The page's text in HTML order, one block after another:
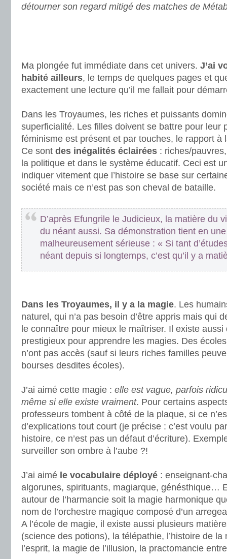
détourner son regard mitigé des matches de
Ma plongée fut immédiate dans cet univers. J’ai
habité ailleurs, le temps de quelques pages et
exactement une lecture qu’il me fallait pour
Dans les Troyaumes, les riches et puissants
superficialité. Les filles doivent se battre pour leur
féminisme est présent et par touches, le rapport à
Ce sont des inégalités éclairées : riches/
la politique et dans le système éducatif. Ceci est
indiquer vitement que l’histoire se base sur
société mais ce n’est pas son cheval de bataille.
D’après Efungrile le Judicieux, la matière du
du néant aussi. Sa démonstration tient en
malheureusement sérieuse : « Si tant
néant depuis si longtemps, c’est qu’il y a
Dans les Troyaumes, il y a la magie. Les
naturel, qui n’a pas besoin d’être appris mais qui
le connaître pour mieux le maîtriser. Il existe
prestigieux pour apprendre les magies. Des
n’ont pas accès (sauf si leurs riches familles
bourses desdites écoles).
J’ai aimé cette magie : elle est vague, parfois
même si elle existe vraiment. Pour certains
professeurs tombent à côté de la plaque, si ce
d’explications tout court (je précise : c’est voulu
histoire, ce n’est pas un défaut d’écriture).
surveiller son ombre à l’aube ?!
J’ai aimé le vocabulaire déployé : enseignant-
algorunes, spirituants, magiarque, génésthique…
autour de l’harmancie soit la magie harmonique
nom de l’orchestre magique composé d’un
A l’école de magie, il existe aussi plusieurs
(science des potions), la télépathie, l’histoire de la
l’esprit, la magie de l’illusion, la practomancie